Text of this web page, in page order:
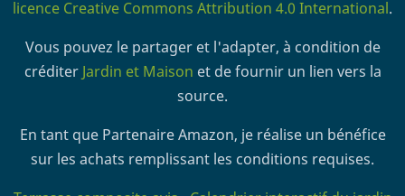
licence Creative Commons Attribution 4.0 International.
Vous pouvez le partager et l'adapter, à condition de
créditer Jardin et Maison et de fournir un lien vers la
source.
En tant que Partenaire Amazon, je réalise un bénéfice
sur les achats remplissant les conditions requises.